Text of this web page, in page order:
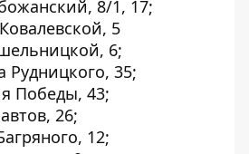
8/1, 17;
5
6;
Рудницкого, 35;
Победы, 43;
26;
12;